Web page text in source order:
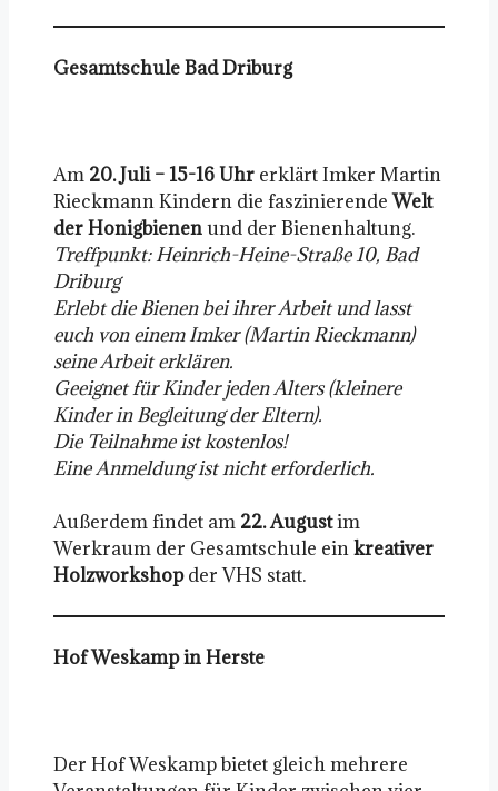
Gesamtschule Bad Driburg
Am 20. Juli – 15-16 Uhr erklärt Imker Martin
Rieckmann Kindern die faszinierendeWelt
der Honigbienenund der Bienenhaltung.
Treffpunkt: Heinrich-Heine-Straße 10, Bad
Driburg
Erlebt die Bienen bei ihrer Arbeit und lasst
euch von einem Imker (Martin Rieckmann)
seine Arbeit erklären.
Geeignet für Kinder jeden Alters (kleinere
Kinder in Begleitung der Eltern).
Die Teilnahme ist kostenlos!
Eine Anmeldung ist nicht erforderlich.
Außerdem findet am 22. Augustim
Werkraum der Gesamtschule einkreativer
Holzworkshopder VHS statt.
Hof Weskamp in Herste
Der Hof Weskamp bietet gleich mehrere